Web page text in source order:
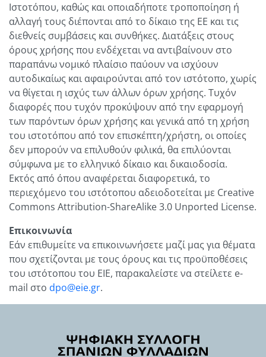
Ιστοτόπου, καθώς και οποιαδήποτε τροποποίηση ή
αλλαγή τους διέπονται από το δίκαιο της ΕΕ και τις
διεθνείς συμβάσεις και συνθήκες. Διατάξεις στους
όρους χρήσης που ενδέχεται να αντιβαίνουν στο
παραπάνω νομικό πλαίσιο παύουν να ισχύουν
αυτοδικαίως και αφαιρούνται από τον ιστότοπο, χωρίς
να θίγεται η ισχύς των άλλων όρων χρήσης. Τυχόν
διαφορές που τυχόν προκύψουν από την εφαρμογή
των παρόντων όρων χρήσης και γενικά από τη χρήση
του ιστοτόπου από τον επισκέπτη/χρήστη, οι οποίες
δεν μπορούν να επιλυθούν φιλικά, θα επιλύονται
σύμφωνα με το ελληνικό δίκαιο και δικαιοδοσία.
Εκτός από όπου αναφέρεται διαφορετικά, το
περιεχόμενο του ιστότοπου αδειοδοτείται με Creative
Commons Attribution-ShareAlike 3.0 Unported License.
Επικοινωνία
Εάν επιθυμείτε να επικοινωνήσετε μαζί μας για θέματα
που σχετίζονται με τους όρους και τις προϋποθέσεις
του ιστότοπου του ΕΙΕ, παρακαλείστε να στείλετε e-
mail στο dpo@eie.gr.